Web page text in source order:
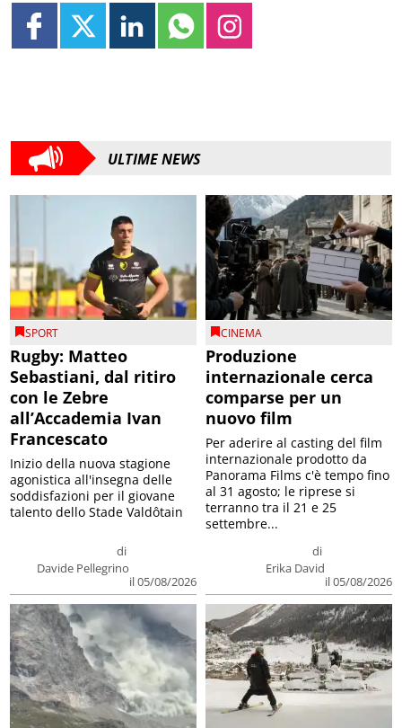
ULTIME NEWS
SPORT
Rugby: Matteo
Sebastiani, dal ritiro
con le Zebre
all’Accademia Ivan
Francescato
di
Davide Pellegrino
il 05/08/2026
Inizio della nuova stagione
agonistica all'insegna delle
soddisfazioni per il giovane
talento dello Stade Valdôtain
CINEMA
Produzione
internazionale cerca
comparse per un
nuovo film
di
Erika David
il 05/08/2026
Per aderire al casting del film
internazionale prodotto da
Panorama Films c'è tempo fino
al 31 agosto; le riprese si
terranno tra il 21 e 25
settembre...